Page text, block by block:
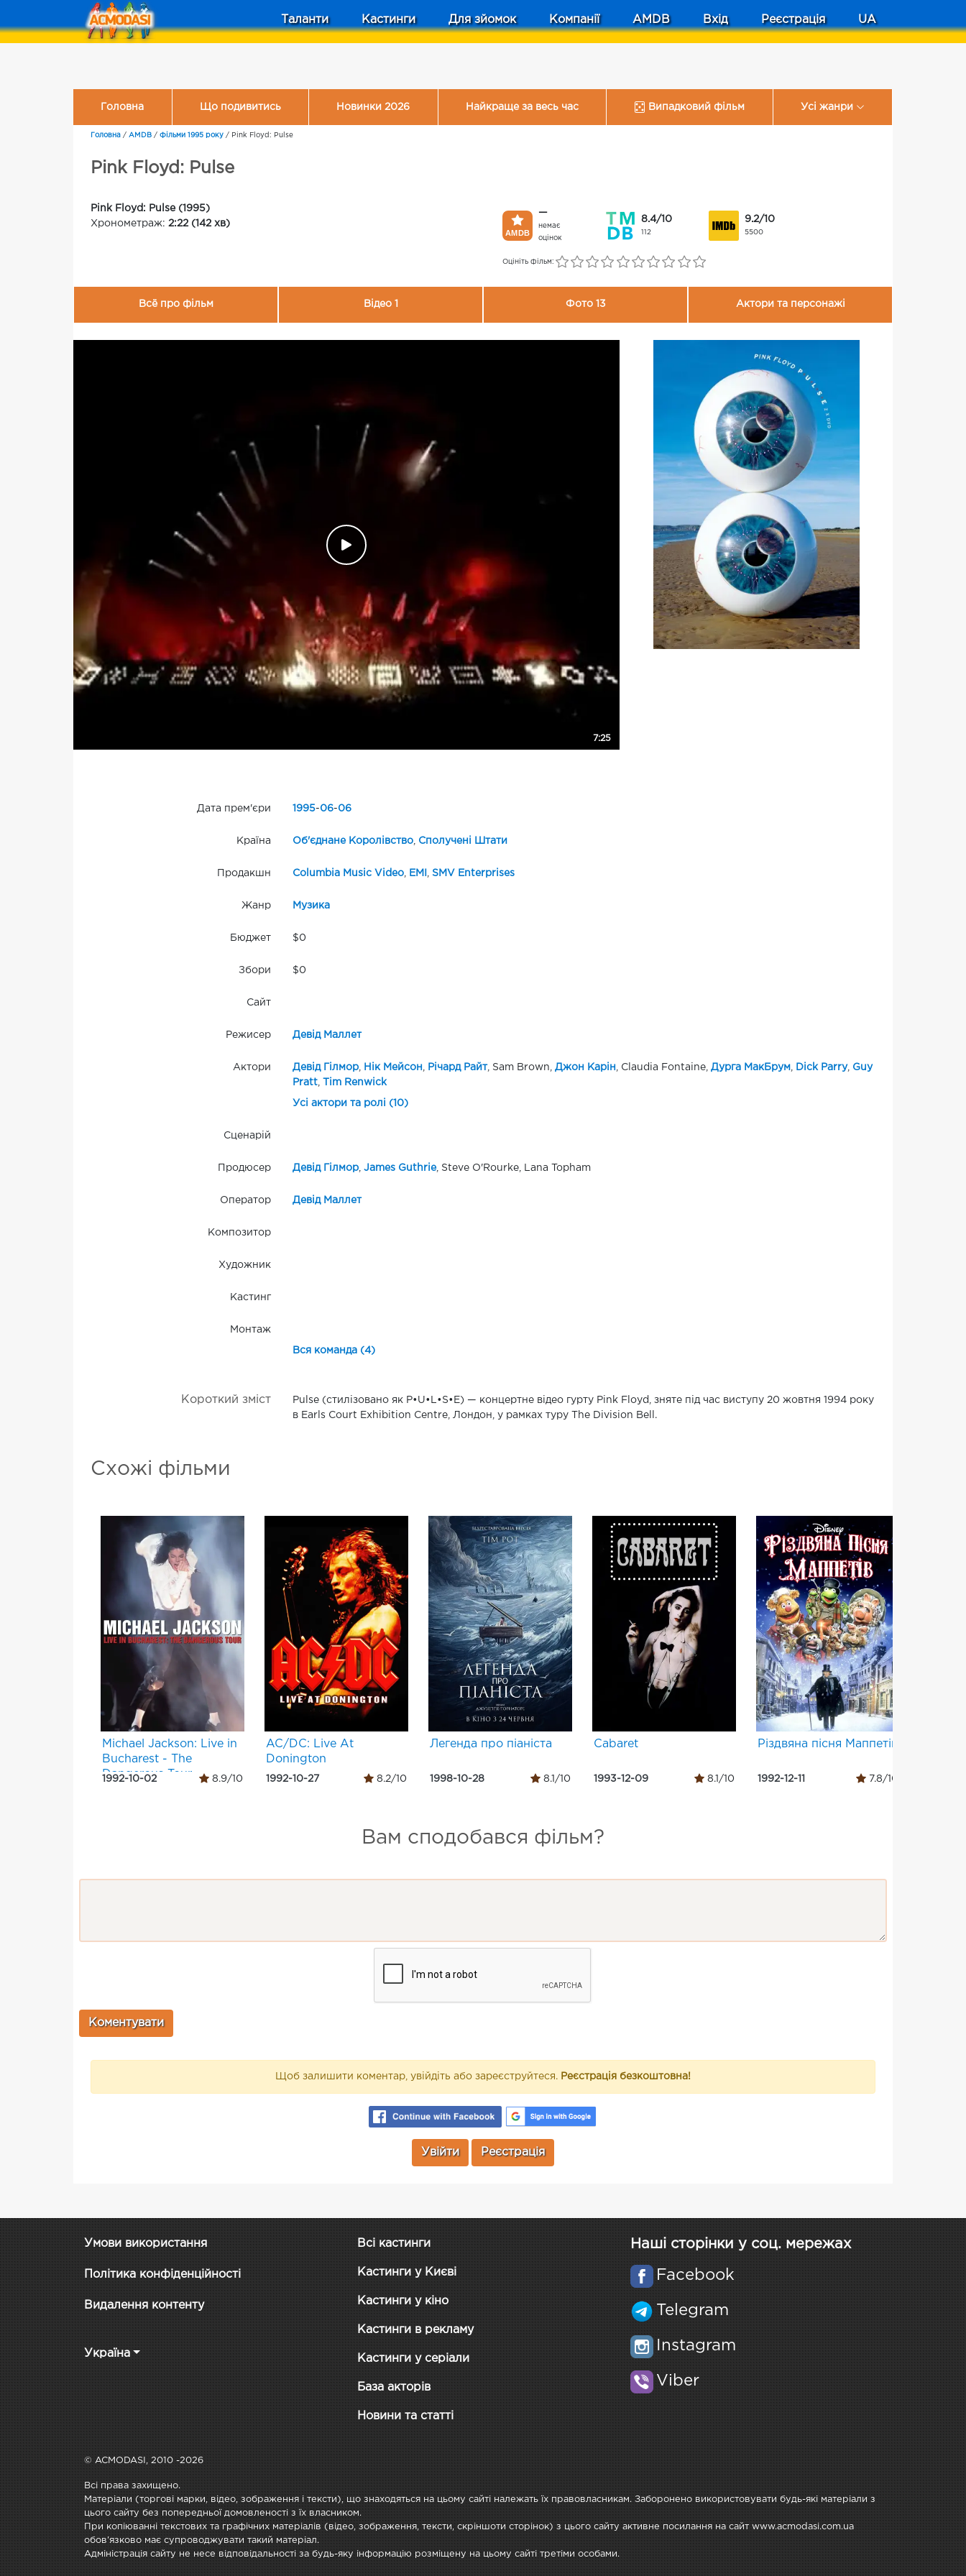
Таланти Кастинги Для зйомок Компанії AMDB Вхід Реєстрація UA
Головна Що подивитись Новинки 2026 Найкраще за весь час Випадковий фільм Усі жанри
Головна / AMDB / Фільми 1995 року / Pink Floyd: Pulse
Pink Floyd: Pulse
Pink Floyd: Pulse (1995)
Хронометраж: 2:22 (142 хв)
—
немає
оцінок
8.4/10
112
9.2/10
5500
Оцініть фільм:
Всё про фільм Відео 1 Фото 13 Актори та персонажі
7:25
Дата прем'єри 1995-06-06
Країна Об'єднане Королівство, Сполучені Штати
Продакшн Columbia Music Video, EMI SMV Enterprises
Жанр Музика
Бюджет $0
Збори $0
Сайт
Режисер Девід Маллет
Актори Девід Гілмор, Нік Мейсон Річард Райт, Sam Brown, Джон Карін , Claudia Fontaine, Дурга МакБрум, Dick Parry, Guy
Pratt, Tim Renwick
Усі актори та ролі (10)
Сценарій
Продюсер Девід Гілмор, James Guthrie, Steve O'Rourke, Lana Topham
Оператор Девід Маллет
Композитор
Художник
Кастинг
Монтаж
Вся команда (4)
Короткий зміст
Pulse (стилізовано як P•U•L•S•E) — концертне відео гурту Pink Floyd, зняте під час виступу 20 жовтня 1994 року
в Earls Court Exhibition Centre, Лондон, у рамках туру The Division Bell.
Схожі фільми
Michael Jackson: Live in
Bucharest - The
Dangerous Tour
1992-10-02 8.9/10
AC/DC: Live At
Donington
1992-10-27 8.2/10
Легенда про піаніста
1998-10-28 8.1/10
Cabaret
1993-12-09 8.1/10
Різдвяна пісня Маппетів
1992-12-11 7.8/10
Вам сподобався фільм?
Щоб залишити коментар, увійдіть або зареєструйтеся. Реєстрація безкоштовна!
Увійти Реєстрація
Умови використання
Політика конфіденційності
Видалення контенту
Україна
Всі кастинги
Кастинги у Києві
Кастинги у кіно
Кастинги в рекламу
Кастинги у серіали
База акторів
Новини та статті
Наші сторінки у соц. мережах
Facebook
Telegram
Instagram
Viber
© ACMODASI, 2010 -2026
Всі права захищено.
Матеріали (торгові марки, відео, зображення і тексти), що знаходяться на цьому сайті належать їх правовласникам. Заборонено використовувати будь-які матеріали з
цього сайту без попередньої домовленості з їх власником.
При копіюванні текстових та графічних матеріалів (відео, зображення, тексти, скріншоти сторінок) з цього сайту активне посилання на сайт www.acmodasi.com.ua
обов'язково має супроводжувати такий матеріал.
Адміністрація сайту не несе відповідальності за будь-яку інформацію розміщену на цьому сайті третіми особами.